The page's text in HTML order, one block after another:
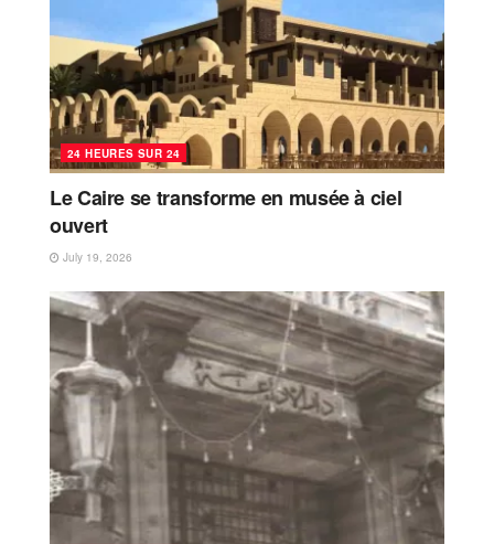
24 HEURES SUR 24
Le Caire se transforme en musée à ciel
ouvert
July 19, 2026